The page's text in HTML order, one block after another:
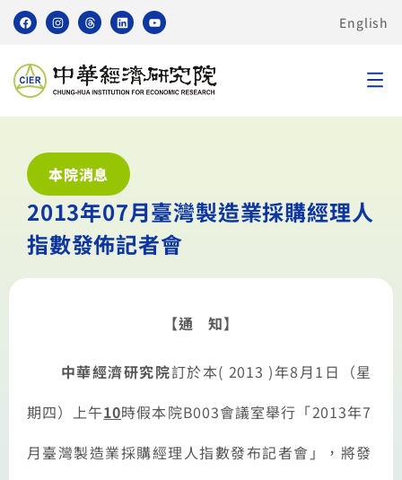
English
本院消息
2013年07月臺灣製造業採購經理人
指數發佈記者會
【通 知】
中華經濟研究院訂於本( 2013 )年8月1 日（星
期四）上午10時假本院B003會議室舉行「2013年7
月臺灣製造業採購經理人指數發布記者會」，將發